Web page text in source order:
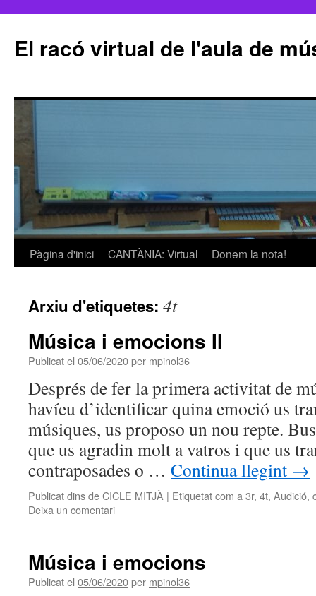
El racó virtual de l'aula de
Vés
contingut
Pàgina d'inici CANTÀNIA: Virtual Donem la nota!
Arxiu d'etiquetes: 4t
Música i emocions II
Publicat el 05/06/2020per mpinol36
Després de fer la primera activitat de
havíeu d’identificar quina emoció us
músiques, us proposo un nou repte.
que us agradin molt a vatros i que us
contraposades o … Continua llegint →
Publicat dins deCICLE MITJÀ | Etiquetat com a 3r, 4t, Audició,
Deixa un comentari
Música i emocions
Publicat el 05/06/2020per mpinol36